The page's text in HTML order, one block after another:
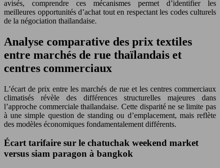
avisés, comprendre ces mécanismes permet d’identifier les
meilleures opportunités d’achat tout en respectant les codes culturels
de la négociation thaïlandaise.
Analyse comparative des prix textiles
entre marchés de rue thaïlandais et
centres commerciaux
L’écart de prix entre les marchés de rue et les centres commerciaux
climatisés révèle des différences structurelles majeures dans
l’approche commerciale thaïlandaise. Cette disparité ne se limite pas
à une simple question de standing ou d’emplacement, mais reflète
des modèles économiques fondamentalement différents.
Écart tarifaire sur le chatuchak weekend market
versus siam paragon à bangkok